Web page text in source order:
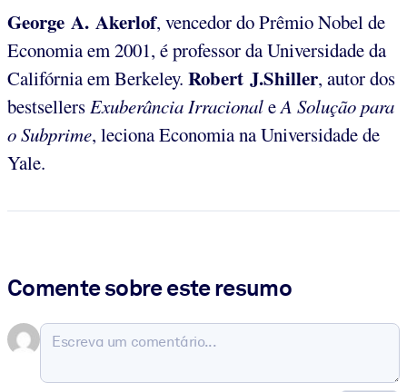
George A. Akerlof, vencedor do Prêmio Nobel de
Economia em 2001, é professor da Universidade da
Califórnia em Berkeley. Robert J.Shiller, autor dos
bestsellersExuberância IrracionaleA Solução para
o Subprime, leciona Economia na Universidade de
Yale.
Comente sobre este resumo